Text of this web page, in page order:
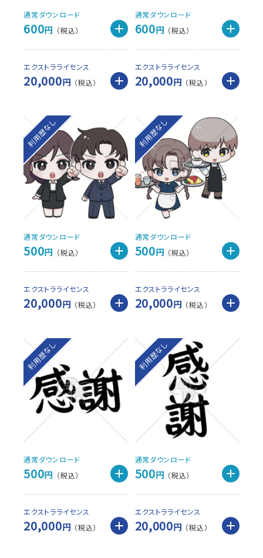
通常ダウンロード
600円
エクストラライセンス
20,000円
通常ダウンロード
600円
エクストラライセンス
20,000円
利用歴なし
通常ダウンロード
500円
エクストラライセンス
20,000円
利用歴なし
通常ダウンロード
500円
エクストラライセンス
20,000円
利用歴なし
通常ダウンロード
500円
エクストラライセンス
20,000円
利用歴なし
通常ダウンロード
500円
エクストラライセンス
20,000円